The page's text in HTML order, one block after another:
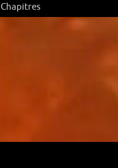
Chapitres